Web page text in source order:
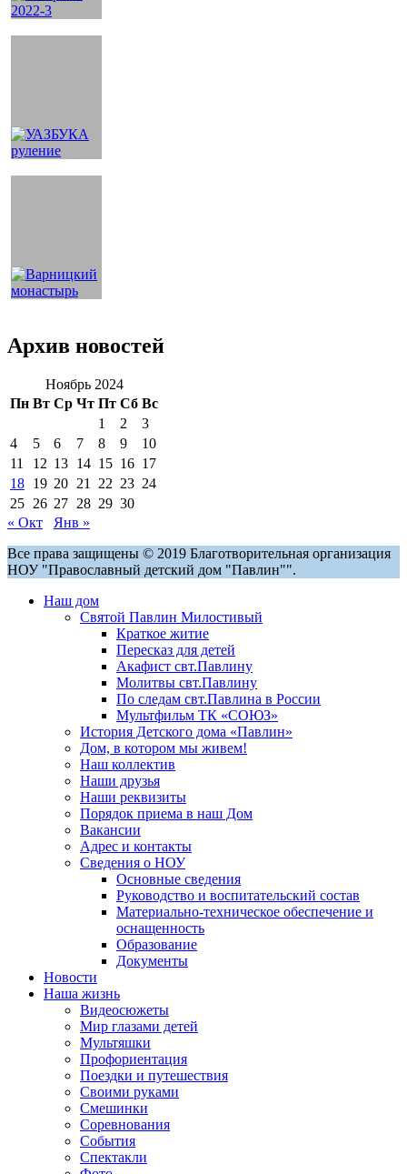
Архив новостей
Ноябрь 2024
Пн Вт Ср Чт Пт Сб Вс
1
2
3
4
5 6 7 8 9
10
11
12 13 14 15 16 17
18 19 20 21 22 23 24
25 26 27 28 29 30
« Окт
Янв »
Все права защищены © 2019 Благотворительная организация
НОУ "Православный детский дом "Павлин"".
Наш дом
Святой Павлин Милостивый
Краткое житие
Пересказ для детей
Акафист свт.Павлину
Молитвы свт.Павлину
По следам свт.Павлина в России
Мультфильм ТК «СОЮЗ»
История Детского дома «Павлин»
Дом, в котором мы живем!
Наш коллектив
Наши друзья
Наши реквизиты
Порядок приема в наш Дом
Вакансии
Адрес и контакты
Сведения о НОУ
Основные сведения
Руководство и воспитательский состав
Материально-техническое обеспечение и
оснащенность
Образование
Документы
Новости
Наша жизнь
Видеосюжеты
Мир глазами детей
Мультяшки
Профориентация
Поездки и путешествия
Своими руками
Смешинки
Соревнования
События
Спектакли